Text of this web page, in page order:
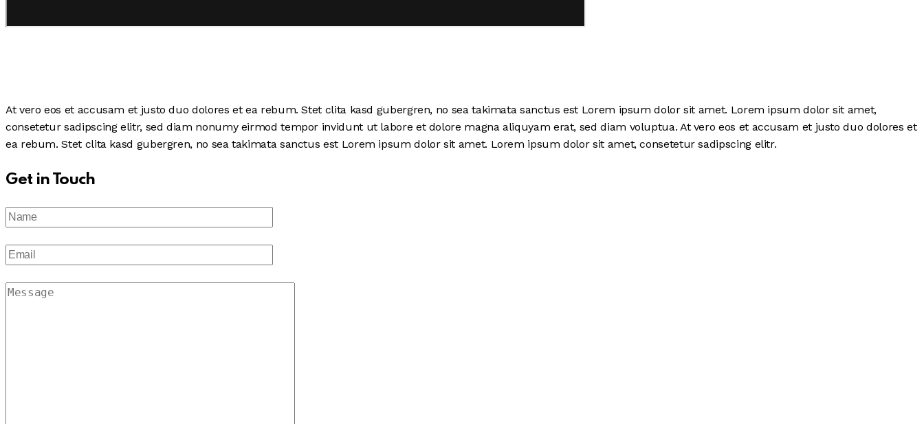
At vero eos et accusam et justo duo dolores et ea rebum. Stet clita kasd gubergren, no sea takimata sanctus est Lorem ipsum dolor sit amet. Lorem ipsum dolor sit amet,
consetetur sadipscing elitr, sed diam nonumy eirmod tempor invidunt ut labore et dolore magna aliquyam erat, sed diam voluptua. At vero eos et accusam et justo duo dolores et
ea rebum. Stet clita kasd gubergren, no sea takimata sanctus est Lorem ipsum dolor sit amet. Lorem ipsum dolor sit amet, consetetur sadipscing elitr.
Get in Touch